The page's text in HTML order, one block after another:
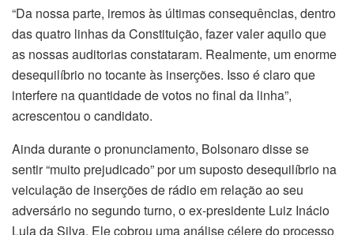
“Da nossa parte, iremos às últimas consequências, dentro
das quatro linhas da Constituição, fazer valer aquilo que
as nossas auditorias constataram. Realmente, um enorme
desequilíbrio no tocante às inserções. Isso é claro que
interfere na quantidade de votos no final da linha”,
acrescentou o candidato.
Ainda durante o pronunciamento, Bolsonaro disse se
sentir “muito prejudicado” por um suposto desequilíbrio na
veiculação de inserções de rádio em relação ao seu
adversário no segundo turno, o ex-presidente Luiz Inácio
Lula da Silva. Ele cobrou uma análise célere do processo